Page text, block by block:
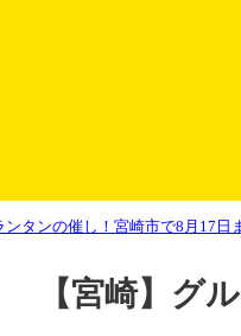
ンタンの催し！宮崎市で8月17日
【宮崎】グ